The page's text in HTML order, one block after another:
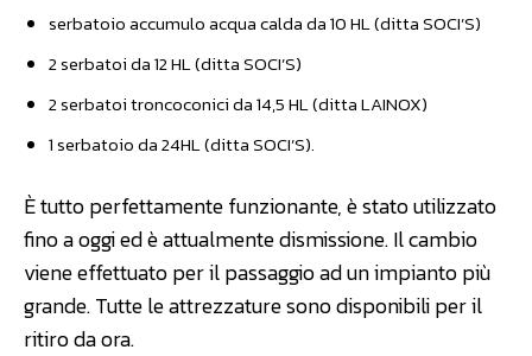
serbatoio accumulo acqua calda da 10 HL (ditta SOCI’S)
2 serbatoi da 12 HL (ditta SOCI’S)
2 serbatoi troncoconici da 14,5 HL (ditta LAINOX)
1 serbatoio da 24HL (ditta SOCI’S).
È tutto perfettamente funzionante, è stato utilizzato
fino a oggi ed è attualmente dismissione. Il cambio
viene effettuato per il passaggio ad un impianto più
grande. Tutte le attrezzature sono disponibili per il
ritiro da ora.